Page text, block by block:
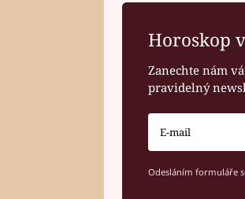
Horoskop
Zanechte nám
pravidelný
Odesláním formuláře